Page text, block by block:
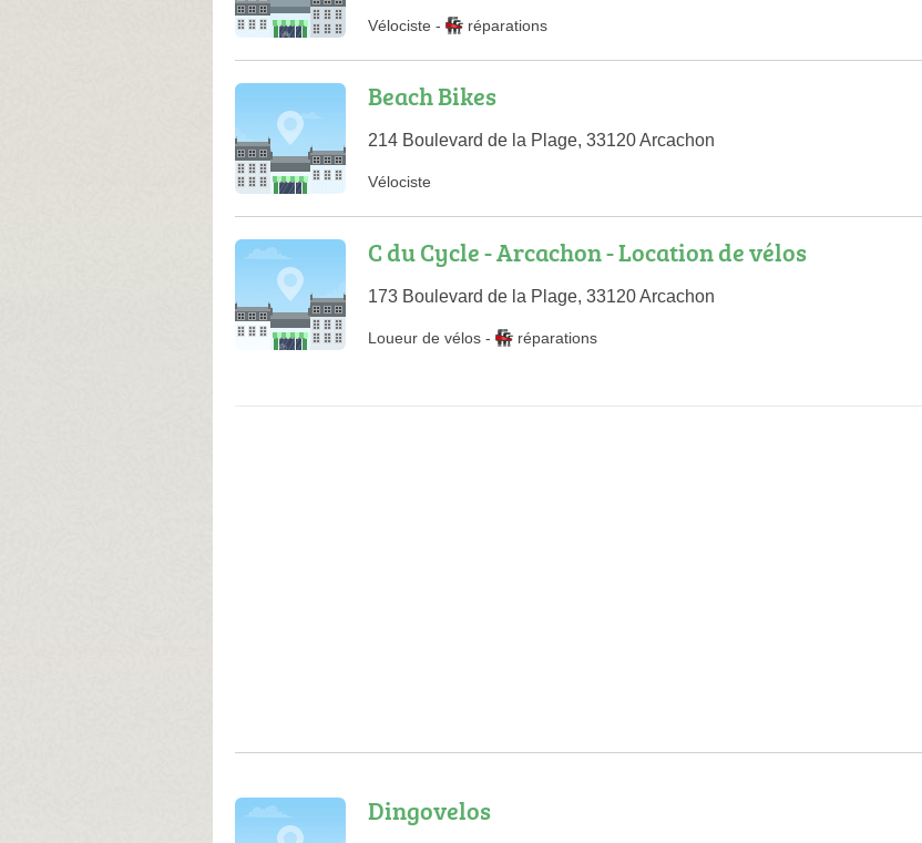
Vélociste - réparations
Beach Bikes
214 Boulevard de la Plage, 33120 Arcachon
Vélociste
C du Cycle - Arcachon - Location de vélos
173 Boulevard de la Plage, 33120 Arcachon
Loueur de vélos - réparations
Dingovelos